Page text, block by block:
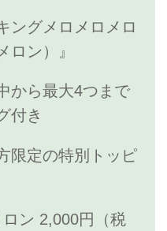
ロメロメロ
ロン）』
から最大4つまで
付き
限定の特別トッピ
ン 2,000円（税